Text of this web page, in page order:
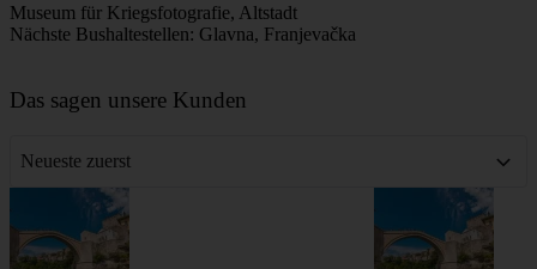
Museum für Kriegsfotografie, Altstadt
Nächste Bushaltestellen: Glavna, Franjevačka
+
Das sagen unsere Kunden
Neueste zuerst